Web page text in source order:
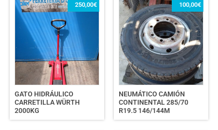
GATO HIDRÁULICO
CARRETILLA WÜRTH
2000KG
250,00€
NEUMÁTICO CAMIÓN
CONTINENTAL 285/70
R19.5 146/144M
100,00€